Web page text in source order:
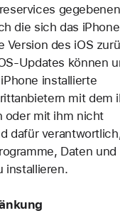
die sich das
Version des iOS
Updates können
installierte
mit dem
oder mit ihm nicht
dafür
Daten und
installieren.